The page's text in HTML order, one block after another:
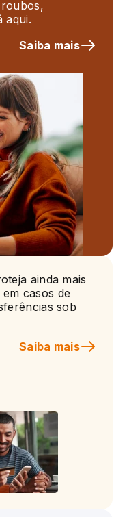
aqui.
Saiba mais
ainda mais
casos de
sob
Saiba mais